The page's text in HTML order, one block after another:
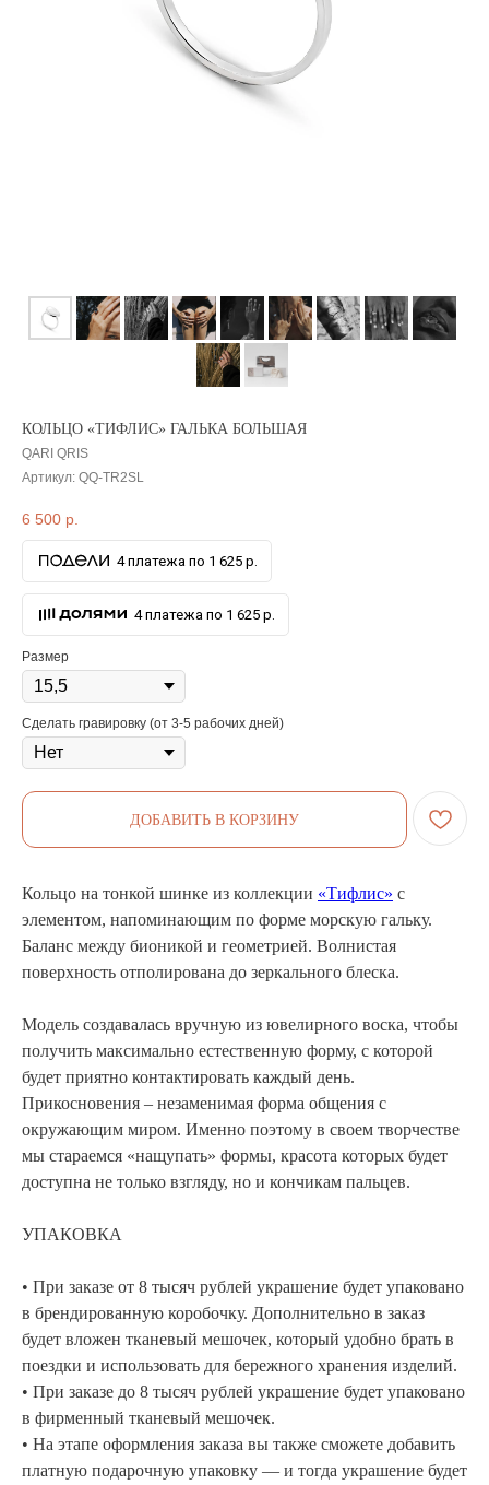
КОЛЬЦО «ТИФЛИС» ГАЛЬКА БОЛЬШАЯ
QARI QRIS
Артикул: QQ-TR2SL
6 500 р.
4 платежа по 1 625 р.
4 платежа по 1 625 р.
Размер
Сделать гравировку (от 3-5 рабочих дней)
ДОБАВИТЬ В КОРЗИНУ
Кольцо на тонкой шинке из коллекции «Тифлис» с
элементом, напоминающим по форме морскую гальку.
Баланс между бионикой и геометрией. Волнистая
поверхность отполирована до зеркального блеска.
Модель создавалась вручную из ювелирного воска, чтобы
получить максимально естественную форму, с которой
будет приятно контактировать каждый день.
Прикосновения – незаменимая форма общения с
окружающим миром. Именно поэтому в своем творчестве
мы стараемся «нащупать» формы, красота которых будет
доступна не только взгляду, но и кончикам пальцев. ⠀
УПАКОВКА
• При заказе от 8 тысяч рублей украшение будет упаковано
в брендированную коробочку. Дополнительно в заказ
будет вложен тканевый мешочек, который удобно брать в
поездки и использовать для бережного хранения изделий.
• При заказе до 8 тысяч рублей украшение будет упаковано
в фирменный тканевый мешочек.
• На этапе оформления заказа вы также сможете добавить
платную подарочную упаковку — и тогда украшение будет
ОФЕРТА
ВАКАНСИИ
КОНТАКТЫ
УХОД
МАНИФЕСТ
Оплата
Возврат
Уход
Оферта